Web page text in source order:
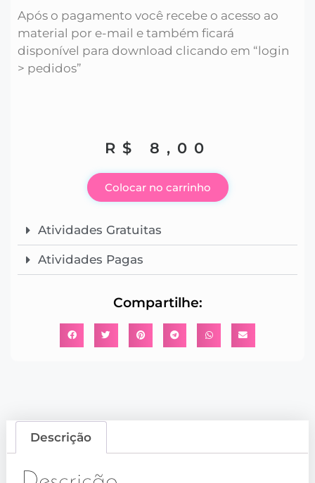
Após o pagamento você recebe o acesso ao
material por e-mail e também ficará
disponível para download clicando em “login
> pedidos”
R$ 8,00
Colocar no carrinho
Atividades Gratuitas
Atividades Pagas
Compartilhe:
Descrição